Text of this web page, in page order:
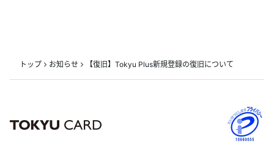
トップ お知らせ 【復旧】Tokyu Plus新規登録の復旧について